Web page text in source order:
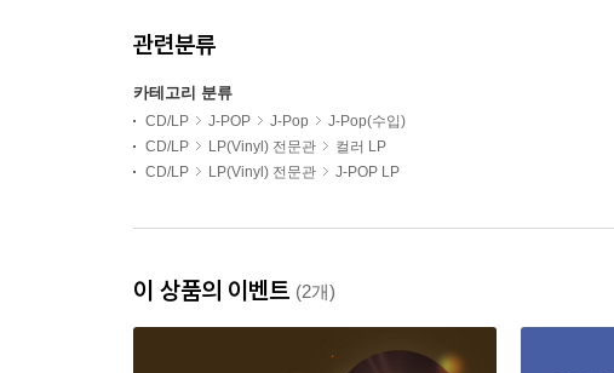
관련분류
카테고리 분류
CD/LP J-POP J-Pop
J-Pop(수입)
CD/LP
LP(Vinyl) 전문관
컬러 LP
CD/LP
LP(Vinyl) 전문관 J-POP LP
이 상품의 이벤트 (2개)